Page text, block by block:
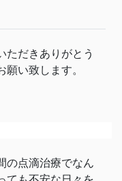
ただきありがとう
い致します。
の点滴治療でなん